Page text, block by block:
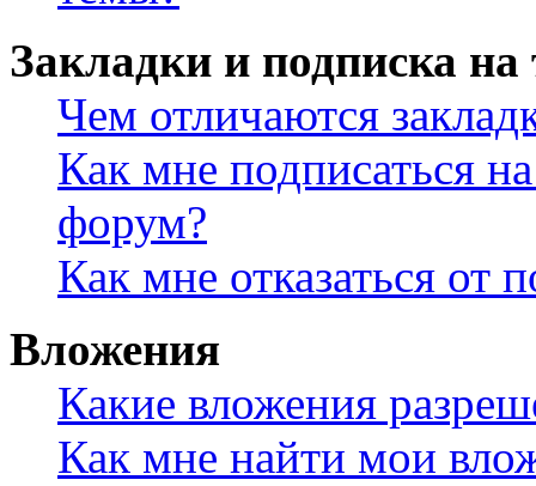
Закладки и подписка
Чем отличаются
Как мне подписаться
форум?
Как мне отказаться от
Вложения
Какие вложения
Как мне найти мои